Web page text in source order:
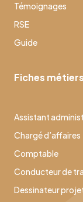
Témoignages
RSE
Guide
Fiches métiers
Assistant
Chargé d’affaires
Comptable
Conducteur de
Dessinateur